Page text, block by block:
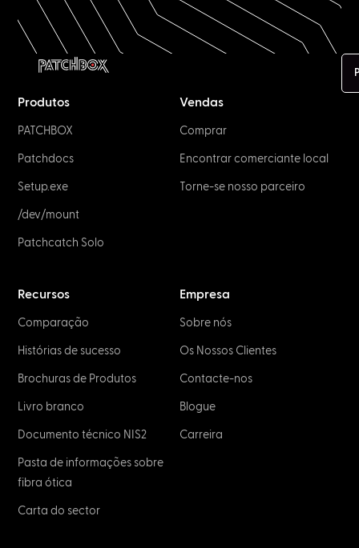
Produtos
PATCHBOX
Patchdocs
Setup.exe
/dev/mount
Patchcatch Solo
Vendas
Comprar
Encontrar comerciante local
Torne-se nosso parceiro
Recursos
Comparação
Histórias de sucesso
Brochuras de Produtos
Livro branco
Documento técnico NIS2
Pasta de informações sobre
fibra ótica
Carta do sector
Empresa
Sobre nós
Os Nossos Clientes
Contacte-nos
Blogue
Carreira